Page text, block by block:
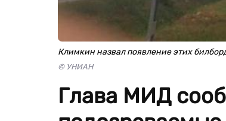
Климкин назвал появление этих
© УНИАН
Глава МИД